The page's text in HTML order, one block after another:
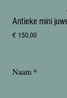
Antieke mini
€ 150,00Prijs